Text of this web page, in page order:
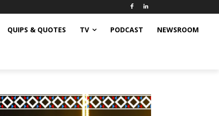
QUIPS & QUOTES TV PODCAST NEWSROOM